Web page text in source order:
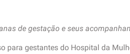
de gestação e seus
para gestantes do Hospital da